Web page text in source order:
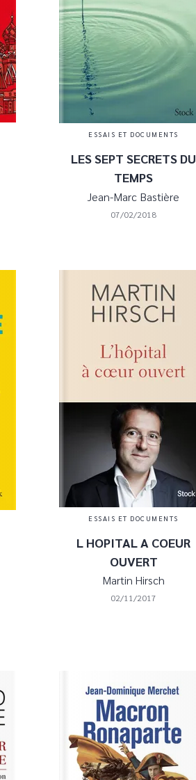
ESSAIS ET DOCUMENTS
LES SEPT SECRETS DU
TEMPS
Jean-Marc Bastière
07/02/2018
ESSAIS ET DOCUMENTS
L HOPITAL A COEUR
OUVERT
Martin Hirsch
02/11/2017